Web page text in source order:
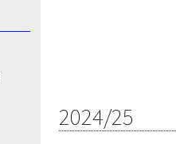
2024/25